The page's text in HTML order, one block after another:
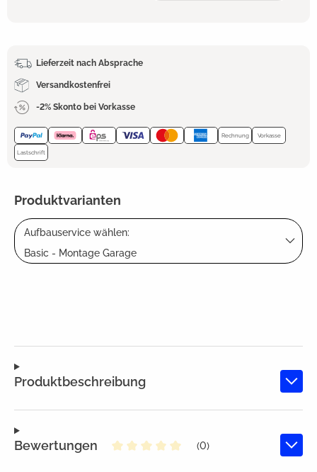
Lieferzeit nach Absprache
Versandkostenfrei
-2% Skonto bei Vorkasse
Rechnung Vorkasse
Lastschrift
Produktvarianten
Aufbauservice wählen:
Basic - Montage Garage
Produktbeschreibung
Bewertungen
(0)